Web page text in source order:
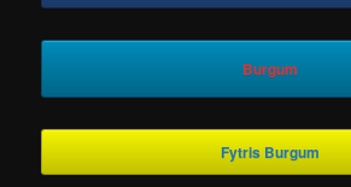
Burgum
Fytris Burgum